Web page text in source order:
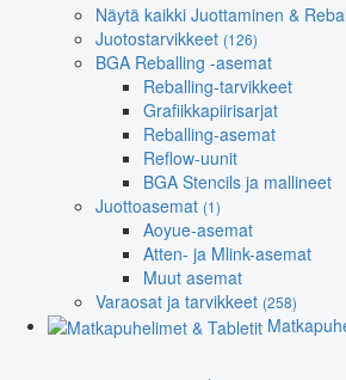
Näytä kaikki Juottaminen &
Juotostarvikkeet (126)
BGA Reballing -asemat
Reballing-tarvikkeet
Grafiikkapiirisarjat
Reballing-asemat
Reflow-uunit
BGA Stencils ja mallineet
Juottoasemat (1)
Aoyue-asemat
Atten- ja Mlink-asemat
Muut asemat
Varaosat ja tarvikkeet (258)